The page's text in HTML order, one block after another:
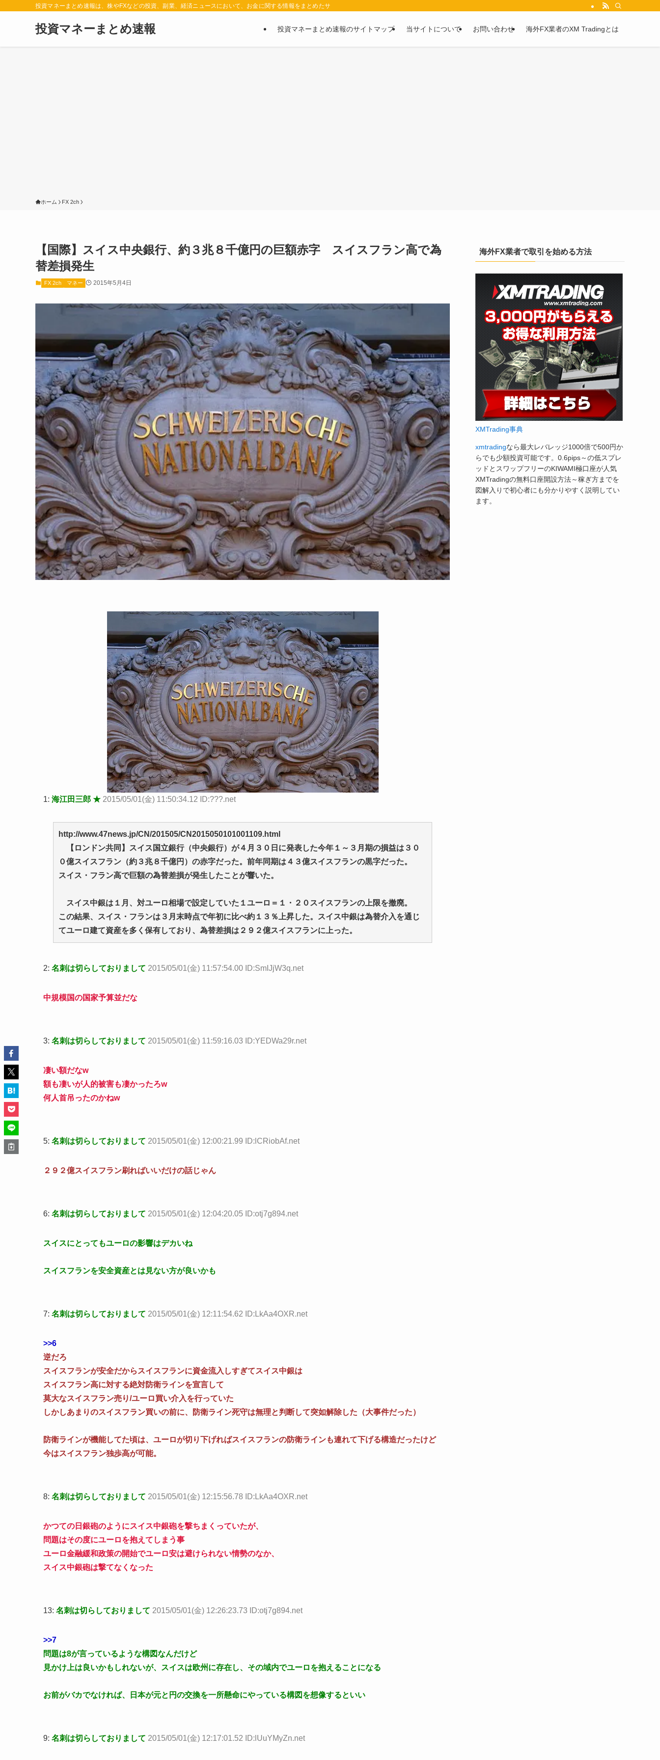
投資マネーまとめ速報は、株やFXなどの投資、副業、経済ニュースにおいて、お金に関する情報をまとめたサイトです。お金に関する情報の口コミや評判を2chや5chからピックアップしています。
投資マネーまとめ速報 投資マネーまとめ速報のサイトマップ 当サイトについて お問い合わせ 海外FX業者のXM Tradingとは
ホーム FX 2ch
【国際】スイス中央銀行、約３兆８千億円の巨額赤字 スイスフラン高で為
替差損発生
FX 2ch マネー 2015年5月4日
1: 海江田三郎 ★ 2015/05/01(金) 11:50:34.12 ID:???.net
http://www.47news.jp/CN/201505/CN2015050101001109.html
【ロンドン共同】スイス国立銀行（中央銀行）が４月３０日に発表した今年１～３月期の損益は３０
０億スイスフラン（約３兆８千億円）の赤字だった。前年同期は４３億スイスフランの黒字だった。
スイス・フラン高で巨額の為替差損が発生したことが響いた。
スイス中銀は１月、対ユーロ相場で設定していた１ユーロ＝１・２０スイスフランの上限を撤廃。
この結果、スイス・フランは３月末時点で年初に比べ約１３％上昇した。スイス中銀は為替介入を通じ
てユーロ建て資産を多く保有しており、為替差損は２９２億スイスフランに上った。
2: 名刺は切らしておりまして 2015/05/01(金) 11:57:54.00 ID:SmIJjW3q.net
中規模国の国家予算並だな
3: 名刺は切らしておりまして 2015/05/01(金) 11:59:16.03 ID:YEDWa29r.net
凄い額だなw
額も凄いが人的被害も凄かったろw
何人首吊ったのかねw
5: 名刺は切らしておりまして 2015/05/01(金) 12:00:21.99 ID:lCRiobAf.net
２９２億スイスフラン刷ればいいだけの話じゃん
6: 名刺は切らしておりまして 2015/05/01(金) 12:04:20.05 ID:otj7g894.net
スイスにとってもユーロの影響はデカいね
スイスフランを安全資産とは見ない方が良いかも
7: 名刺は切らしておりまして 2015/05/01(金) 12:11:54.62 ID:LkAa4OXR.net
>>6
逆だろ
スイスフランが安全だからスイスフランに資金流入しすぎてスイス中銀は
スイスフラン高に対する絶対防衛ラインを宣言して
莫大なスイスフラン売り/ユーロ買い介入を行っていた
しかしあまりのスイスフラン買いの前に、防衛ライン死守は無理と判断して突如解除した（大事件だった）
防衛ラインが機能してた頃は、ユーロが切り下げればスイスフランの防衛ラインも連れて下げる構造だったけど
今はスイスフラン独歩高が可能。
8: 名刺は切らしておりまして 2015/05/01(金) 12:15:56.78 ID:LkAa4OXR.net
かつての日銀砲のようにスイス中銀砲を撃ちまくっていたが、
問題はその度にユーロを抱えてしまう事
ユーロ金融緩和政策の開始でユーロ安は避けられない情勢のなか、
スイス中銀砲は撃てなくなった
13: 名刺は切らしておりまして 2015/05/01(金) 12:26:23.73 ID:otj7g894.net
>>7
問題は8が言っているような構図なんだけど
見かけ上は良いかもしれないが、スイスは欧州に存在し、その域内でユーロを抱えることになる
お前がバカでなければ、日本が元と円の交換を一所懸命にやっている構図を想像するといい
9: 名刺は切らしておりまして 2015/05/01(金) 12:17:01.52 ID:lUuYMyZn.net
海外FX業者で取引を始める方法
XMTrading事典
xmtradingなら最大レバレッジ1000倍で500円か
らでも少額投資可能です。0.6pips～の低スプレ
ッドとスワップフリーのKIWAMI極口座が人気
XMTradingの無料口座開設方法～稼ぎ方までを
図解入りで初心者にも分かりやすく説明してい
ます。